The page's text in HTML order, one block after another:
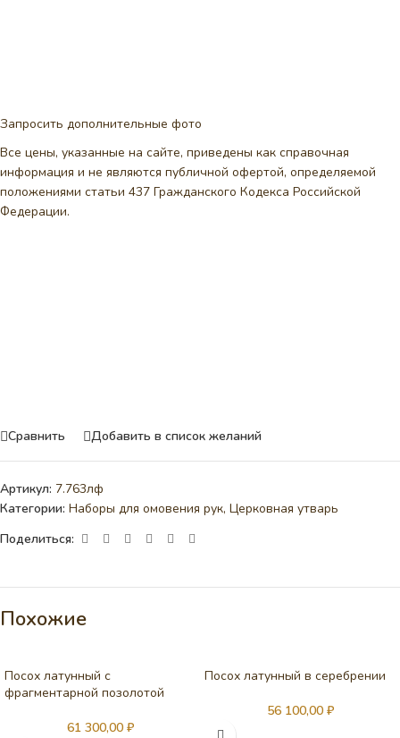
Запросить дополнительные фото
Все цены, указанные на сайте, приведены как справочная
информация и не являются публичной офертой, определяемой
положениями статьи 437 Гражданского Кодекса Российской
Федерации.
Сравнить Добавить в список желаний
Артикул: 7.763лф
Категории: Наборы для омовения рук, Церковная утварь
Поделиться:
Похожие
Посох латунный с
фрагментарной позолотой
61 300,00 ₽
Посох латунный в серебрении
56 100,00 ₽